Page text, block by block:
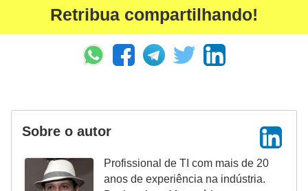
Retribua compartilhando!
Sobre o autor
Profissional de TI com mais de 20
anos de experiência na indústria.
ã
i